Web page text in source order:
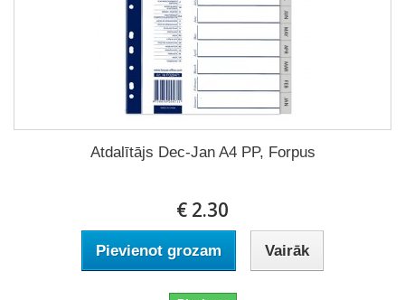
Atdalītājs Dec-Jan A4 PP, Forpus
€ 2.30
Pievienot grozam Vairāk